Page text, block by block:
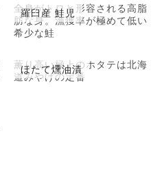
羅臼産 鮭児
全身がトロと形容される高脂
肪な身。漁獲率が極めて低い
希少な鮭
ほたて燻油漬
薫り高い極上のホタテは北海
道みやげの定番